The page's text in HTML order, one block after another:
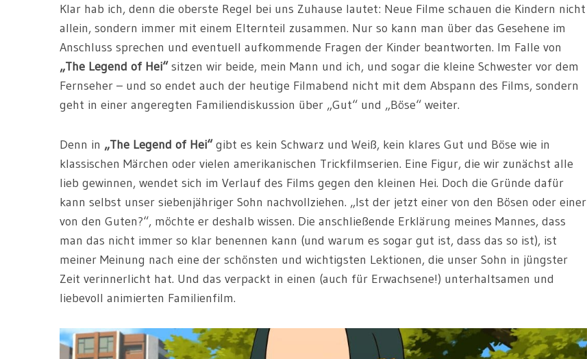
Klar hab ich, denn die oberste Regel bei uns Zuhause lautet: Neue Filme schauen die Kindern nicht
allein, sondern immer mit einem Elternteil zusammen. Nur so kann man über das Gesehene im
Anschluss sprechen und eventuell aufkommende Fragen der Kinder beantworten. Im Falle von
„The Legend of Hei“sitzen wir beide, mein Mann und ich, und sogar die kleine Schwester vor dem
Fernseher – und so endet auch der heutige Filmabend nicht mit dem Abspann des Films, sondern
geht in einer angeregten Familiendiskussion über „Gut“ und „Böse“ weiter.
Denn in „The Legend of Hei“gibt es kein Schwarz und Weiß, kein klares Gut und Böse wie in
klassischen Märchen oder vielen amerikanischen Trickfilmserien. Eine Figur, die wir zunächst alle
lieb gewinnen, wendet sich im Verlauf des Films gegen den kleinen Hei. Doch die Gründe dafür
kann selbst unser siebenjähriger Sohn nachvollziehen. „Ist der jetzt einer von den Bösen oder einer
von den Guten?“, möchte er deshalb wissen. Die anschließende Erklärung meines Mannes, dass
man das nicht immer so klar benennen kann (und warum es sogar gut ist, dass das so ist), ist
meiner Meinung nach eine der schönsten und wichtigsten Lektionen, die unser Sohn in jüngster
Zeit verinnerlicht hat. Und das verpackt in einen (auch für Erwachsene!) unterhaltsamen und
liebevoll animierten Familienfilm.